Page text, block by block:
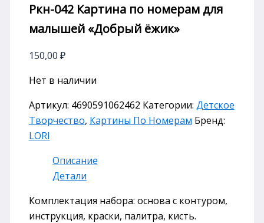
Ркн-042 Картина по номерам для
малышей «Добрый ёжик»
150,00 ₽
Нет в наличии
Артикул: 4690591062462 Категории: Детское
Творчество, Картины По Номерам Бренд:
LORI
Описание
Детали
Комплектация набора: основа с контуром,
инструкция, краски, палитра, кисть.